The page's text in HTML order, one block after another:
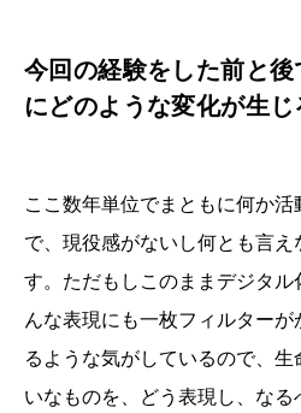
今回の経験をした前と
にどのような変化が生
ここ数年単位でまともに何か
で、現役感がないし何とも言
す。ただもしこのままデジタ
んな表現にも一枚フィルター
るような気がしているので、
いなものを、どう表現し、な